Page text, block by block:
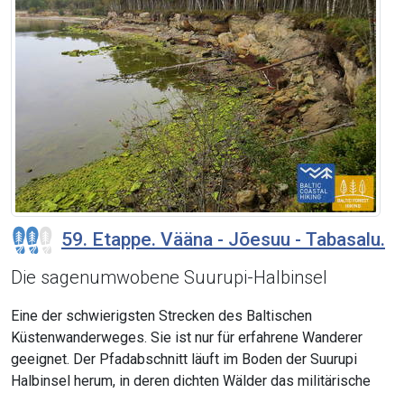
59. Etappe. Vääna - Jõesuu - Tabasalu.
Die sagenumwobene Suurupi-Halbinsel
Eine der schwierigsten Strecken des Baltischen
Küstenwanderweges. Sie ist nur für erfahrene Wanderer
geeignet. Der Pfadabschnitt läuft im Boden der Suurupi
Halbinsel herum, in deren dichten Wälder das militärische